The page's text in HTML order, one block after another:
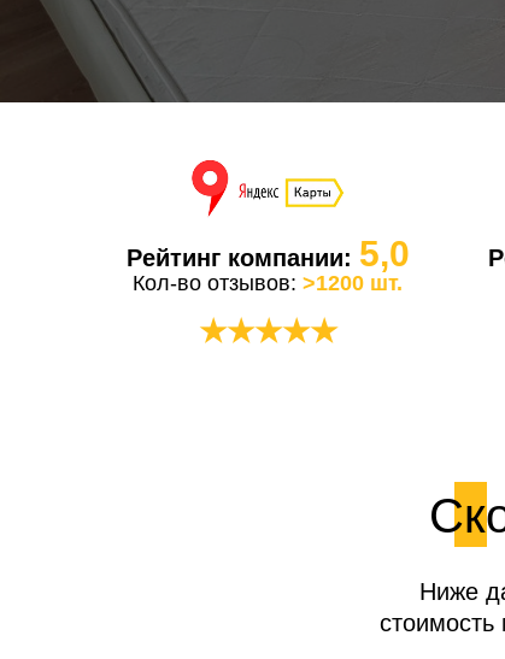
Рейтинг компании: 5,0
Кол-во отзывов: >1200 шт.
★★★★★
Ниже
стоимость